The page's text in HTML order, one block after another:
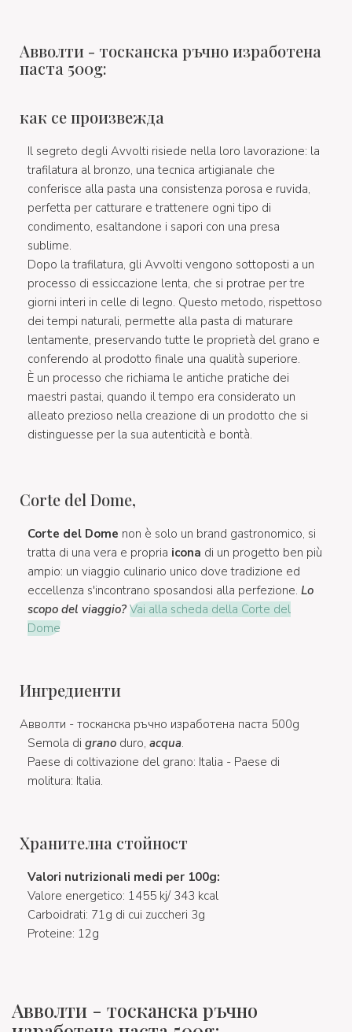
Авволти - тосканска ръчно изработена
паста 500g:
как се произвежда
Il segreto degli Avvolti risiede nella loro lavorazione: la
trafilatura al bronzo, una tecnica artigianale che
conferisce alla pasta una consistenza porosa e ruvida,
perfetta per catturare e trattenere ogni tipo di
condimento, esaltandone i sapori con una presa
sublime.
Dopo la trafilatura, gli Avvolti vengono sottoposti a un
processo di essiccazione lenta, che si protrae per tre
giorni interi in celle di legno. Questo metodo, rispettoso
dei tempi naturali, permette alla pasta di maturare
lentamente, preservando tutte le proprietà del grano e
conferendo al prodotto finale una qualità superiore.
È un processo che richiama le antiche pratiche dei
maestri pastai, quando il tempo era considerato un
alleato prezioso nella creazione di un prodotto che si
distinguesse per la sua autenticità e bontà.
Corte del Dome,
Corte del Dome non è solo un brand gastronomico, si
tratta di una vera e propria icona di un progetto ben più
ampio: un viaggio culinario unico dove tradizione ed
eccellenza s'incontrano sposandosi alla perfezione. Lo
scopo del viaggio? Vai alla scheda della Corte del
Dome
Ингредиенти
Авволти - тосканска ръчно изработена паста 500g
Semola di grano duro, acqua.
Paese di coltivazione del grano: Italia - Paese di
molitura: Italia.
Хранителна стойност
Valori nutrizionali medi per 100g:
Valore energetico: 1455 kj/ 343 kcal
Carboidrati: 71g di cui zuccheri 3g
Proteine: 12g
Авволти - тосканска ръчно